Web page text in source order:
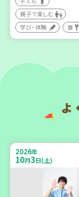
【第3地区本部】住
地域で暮らしたい 「
くらしの助け合い
ボランティア
日(月) 9月26
「フードドライブ」
親子で楽しむ
学び・体験
食
よ
2026年
10月3日(土)